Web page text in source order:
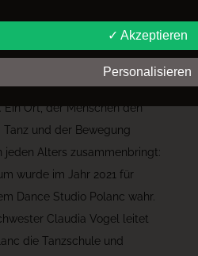
und ein Traum: Eine eigene
Ort, der Menschen den
und der Bewegung
Alters zusammenbringt:
wurde im Jahr 2021 für
Dance Studio Polanc wahr.
Claudia Vogel leitet
die Tanzschule und
✓ Akzeptieren
Personalisieren